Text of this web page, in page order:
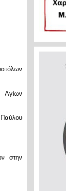
Αγίων
στην